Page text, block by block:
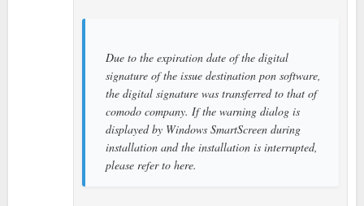
Due to the expiration date of the digital
signature of the issue destination pon software,
the digital signature was transferred to that of
comodo company. If the warning dialog is
displayed by Windows SmartScreen during
installation and the installation is interrupted,
please refer to here.